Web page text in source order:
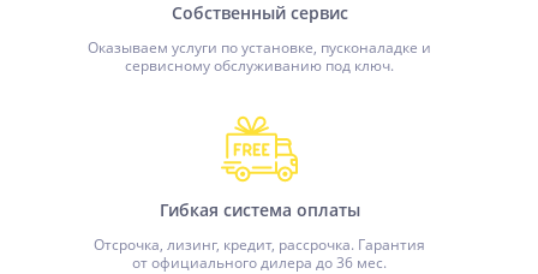
Собственный сервис
Оказываем услуги по установке, пусконаладке и
сервисному обслуживанию под ключ.
Гибкая система оплаты
Отсрочка, лизинг, кредит, рассрочка. Гарантия
от официального дилера до 36 мес.